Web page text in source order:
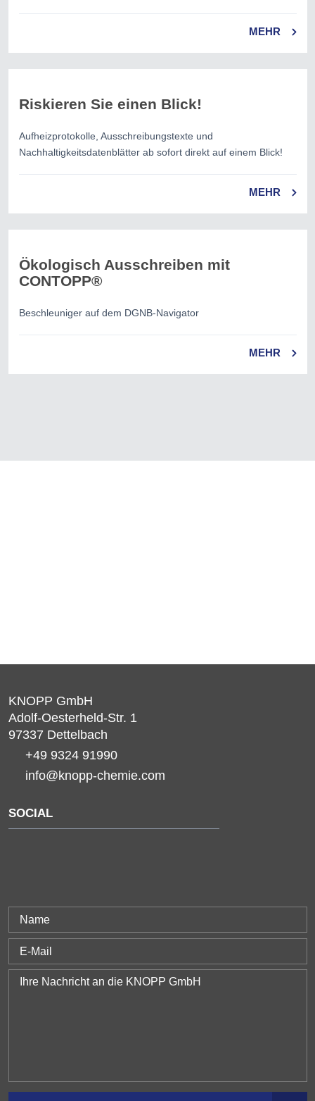
MEHR
Riskieren Sie einen Blick!
Aufheizprotokolle, Ausschreibungstexte und
Nachhaltigkeitsdatenblätter ab sofort direkt auf einem Blick!
MEHR
Ökologisch Ausschreiben mit
CONTOPP®
Beschleuniger auf dem DGNB-Navigator
MEHR
KNOPP GmbH
Adolf-Oesterheld-Str. 1
97337 Dettelbach
+49 9324 91990
info@knopp-chemie.com
SOCIAL